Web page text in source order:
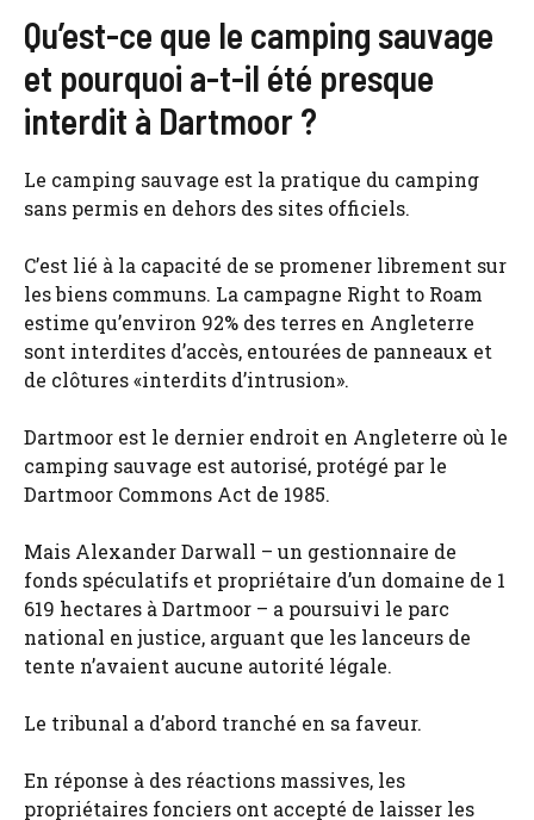
Qu’est-ce que le camping sauvage
et pourquoi a-t-il été presque
interdit à Dartmoor ?
Le camping sauvage est la pratique du camping
sans permis en dehors des sites officiels.
C’est lié à la capacité de se promener librement sur
les biens communs. La campagne Right to Roam
estime qu’environ 92% des terres en Angleterre
sont interdites d’accès, entourées de panneaux et
de clôtures «interdits d’intrusion».
Dartmoor est le dernier endroit en Angleterre où le
camping sauvage est autorisé, protégé par le
Dartmoor Commons Act de 1985.
Mais Alexander Darwall – un gestionnaire de
fonds spéculatifs et propriétaire d’un domaine de 1
619 hectares à Dartmoor – a poursuivi le parc
national en justice, arguant que les lanceurs de
tente n’avaient aucune autorité légale.
Le tribunal a d’abord tranché en sa faveur.
En réponse à des réactions massives, les
propriétaires fonciers ont accepté de laisser les